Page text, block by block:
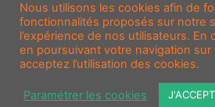
Nous utilisons les cookies afin de
fonctionnalités proposés sur notre
l’expérience de nos utilisateurs. En
en poursuivant votre navigation sur
acceptez l’utilisation des cookies.
Paramétrer les cookies